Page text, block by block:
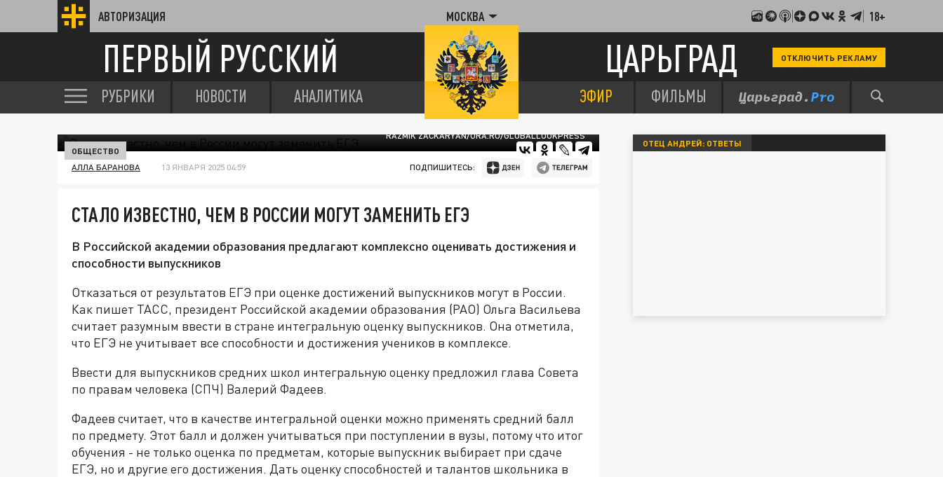
АВТОРИЗАЦИЯ МОСКВА 18+
ПЕРВЫЙ РУССКИЙ ЦАРЬГРАД ОТКЛЮЧИТЬ РЕКЛАМУ
РУБРИКИ НОВОСТИ АНАЛИТИКА ЭФИР ФИЛЬМЫ
RAZMIK ZACKARYAN/URA.RU/GLOBALLOOKPRESS
ОБЩЕСТВО
АЛЛА БАРАНОВА 13 ЯНВАРЯ 2025 04:59 ПОДПИШИТЕСЬ:
СТАЛО ИЗВЕСТНО, ЧЕМ В РОССИИ МОГУТ ЗАМЕНИТЬ ЕГЭ
В Российской академии образования предлагают комплексно оценивать достижения и
способности выпускников
Отказаться от результатов ЕГЭ при оценке достижений выпускников могут в России.
Как пишет ТАСС, президент Российской академии образования (РАО) Ольга Васильева
считает разумным ввести в стране интегральную оценку выпускников. Она отметила,
что ЕГЭ не учитывает все способности и достижения учеников в комплексе.
Ввести для выпускников средних школ интегральную оценку предложил глава Совета
по правам человека (СПЧ) Валерий Фадеев.
Фадеев считает, что в качестве интегральной оценки можно применять средний балл
по предмету. Этот балл и должен учитываться при поступлении в вузы, потому что итог
обучения - не только оценка по предметам, которые выпускник выбирает при сдаче
ЕГЭ, но и другие его достижения. Дать оценку способностей и талантов школьника в
ОТЕЦ АНДРЕЙ: ОТВЕТЫ